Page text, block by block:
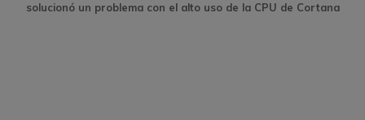
solucionó un problema con el alto uso de la CPU de Cortana